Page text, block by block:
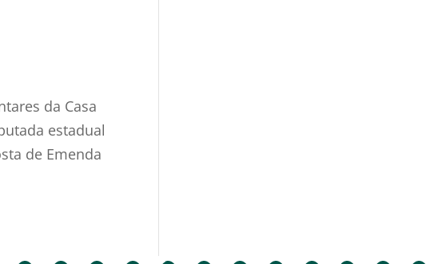
da Casa
estadual
de Emenda